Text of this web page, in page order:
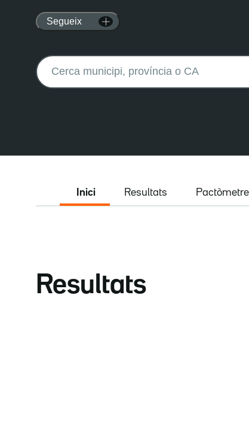
Segueix
Buscar:
Inici Resultats Pactòmetre
Resultats